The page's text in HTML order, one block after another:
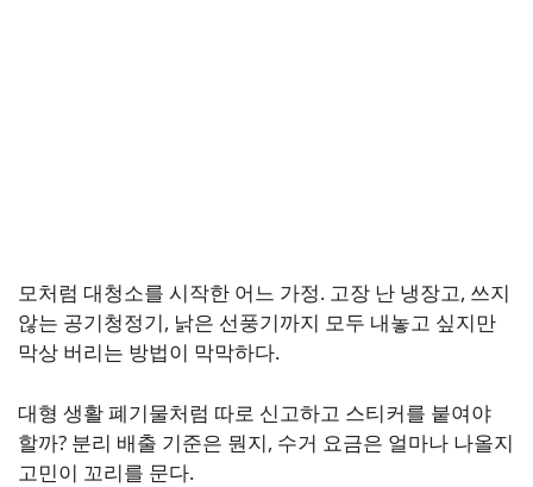
모처럼 대청소를 시작한 어느 가정. 고장 난 냉장고, 쓰지
않는 공기청정기, 낡은 선풍기까지 모두 내놓고 싶지만
막상 버리는 방법이 막막하다.
대형 생활 폐기물처럼 따로 신고하고 스티커를 붙여야
할까? 분리 배출 기준은 뭔지, 수거 요금은 얼마나 나올지
고민이 꼬리를 문다.